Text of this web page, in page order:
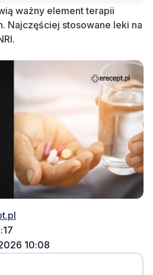
ważny element terapii
Najczęściej stosowane leki na
10:08